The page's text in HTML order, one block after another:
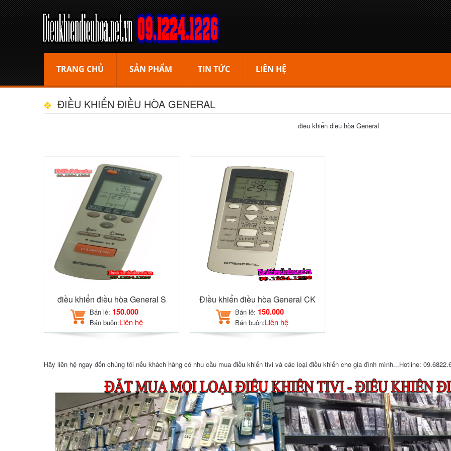
TRANG CHỦ SẢN PHẨM TIN TỨC LIÊN HỆ
ĐIỀU KHIỂN ĐIỀU HÒA GENERAL
điều khiển điều hòa General
điều khiển điều hòa General S
Bán lẻ: 150.000
Bán buôn:Liên hệ
Điều khiển điều hòa General CK
Bán lẻ: 150.000
Bán buôn:Liên hệ
Hãy liên hệ ngay đến chúng tôi nếu khách hàng có nhu cầu mua điều khiển tivi và các loại điều khiển cho gia đình mình...Hotline: